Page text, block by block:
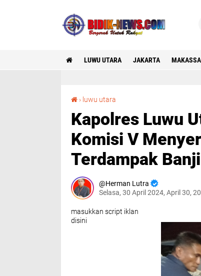
LUWU UTARA JAKARTA
› luwu utara
Kapolres Luwu
Komisi V
Terdampak
Herman Lutra
Selasa, 30 April 2024, April 30,
masukkan script iklan
disini